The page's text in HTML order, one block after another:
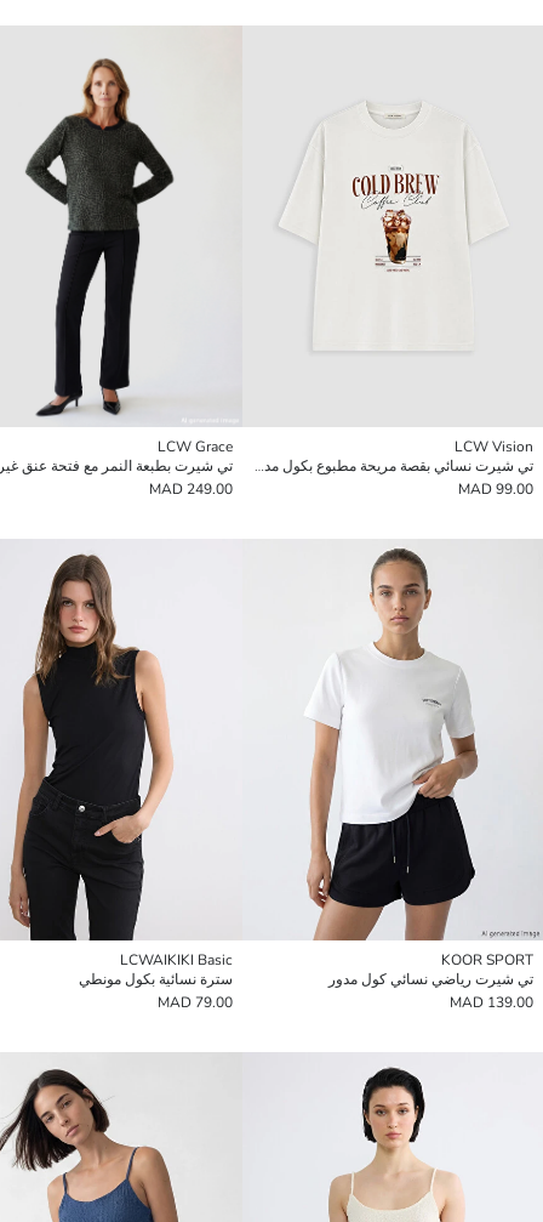
LCW Vision
تي شيرت نسائي بقصة مريحة مطبوع بكول مدور
99.00 MAD
LCW Grace
249.00 MAD
KOOR SPORT
تي شيرت رياضي نسائي كول مدور
139.00 MAD
LCWAIKIKI Basic
سترة نسائية بكول مونطي
79.00 MAD